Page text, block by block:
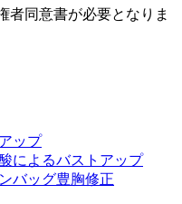
者同意書が必要となりま
ップ
によるバストアップ
バッグ豊胸修正